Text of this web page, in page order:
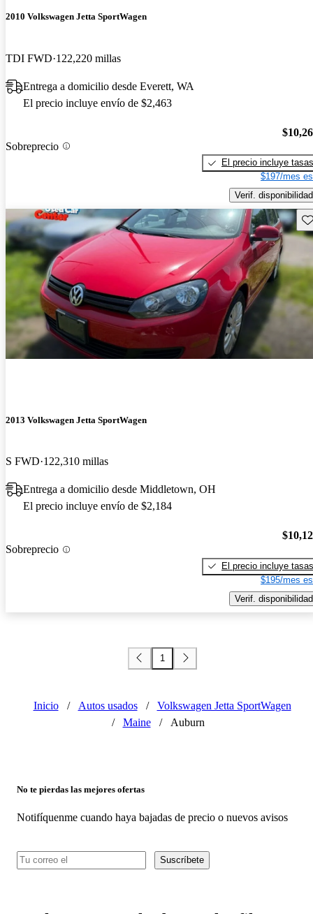
2010 Volkswagen Jetta SportWagen
TDI FWD 122,220 millas
Entrega a domicilio desde Everett, WA
El precio incluye envío de $2,463
Sobreprecio
El precio incluye tasas
$197/mes
Verif. disponibilidad
2013 Volkswagen Jetta SportWagen
S FWD 122,310 millas
Entrega a domicilio desde Middletown, OH
El precio incluye envío de $2,184
Sobreprecio
El precio incluye tasas
$195/mes
Verif. disponibilidad
1
Inicio / Autos usados /
Volkswagen Jetta SportWagen
/
Maine / Auburn
No te pierdas las mejores ofertas
Notifíquenme cuando haya bajadas de precio o nuevos avisos
Suscríbete